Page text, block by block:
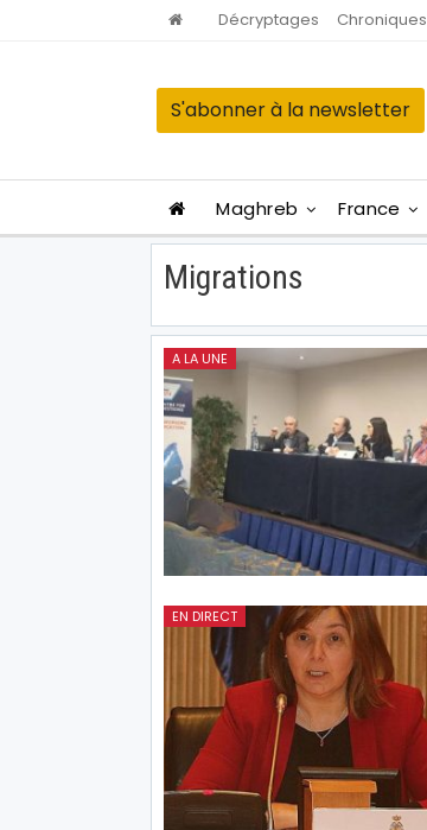
Décryptages Chroniques
S'abonner à la newsletter
Maghreb France
Migrations
A LA UNE
EN DIRECT